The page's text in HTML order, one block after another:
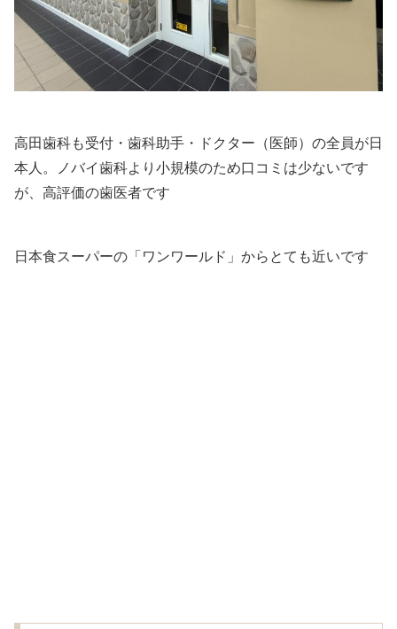
高田歯科も受付・歯科助手・ドクター（医師）の全員が日
本人。ノバイ歯科より小規模のため口コミは少ないです
が、高評価の歯医者です
日本食スーパーの「ワンワールド」からとても近いです